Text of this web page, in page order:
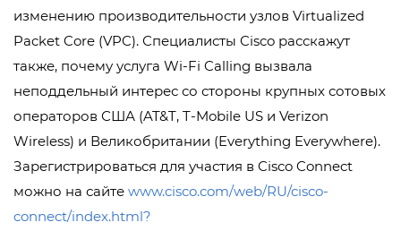
изменению производительности узлов Virtualized
Packet Core (VPC). Специалисты Cisco расскажут
также, почему услуга Wi-Fi Calling вызвала
неподдельный интерес со стороны крупных сотовых
операторов США (AT&T, T-Mobile US и Verizon
Wireless) и Великобритании (Everything Everywhere).
Зарегистрироваться для участия в Cisco Connect
можно на сайте www.cisco.com/web/RU/cisco-
connect/index.html?